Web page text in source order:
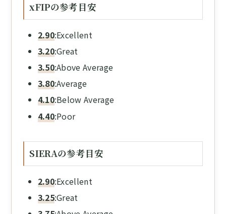
xFIPの参考目安
2.90:Excellent
3.20:Great
3.50:Above Average
3.80:Average
4.10:Below Average
4.40:Poor
SIERAの参考目安
2.90:Excellent
3.25:Great